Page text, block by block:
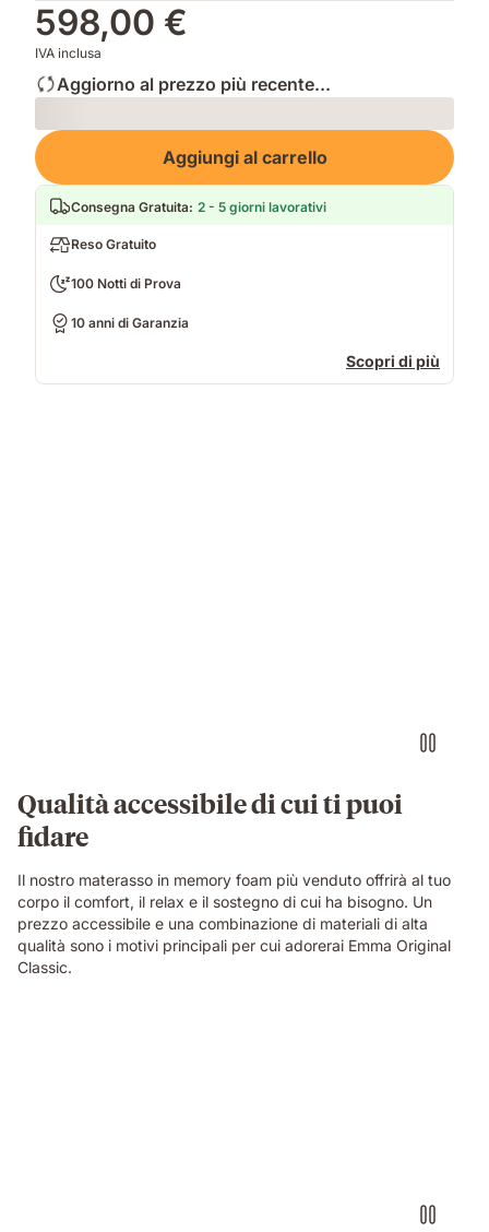
598,00 €
IVA inclusa
Aggiorno al prezzo più recente...
Loading
Aggiungi al carrello
Consegna Gratuita: 2 - 5 giorni lavorativi
Reso Gratuito
100 Notti di Prova
10 anni di Garanzia
Scopri di più
Qualità accessibile di cui ti puoi
fidare
Il nostro materasso in memory foam più venduto offrirà al tuo
corpo il comfort, il relax e il sostegno di cui ha bisogno. Un
prezzo accessibile e una combinazione di materiali di alta
qualità sono i motivi principali per cui adorerai Emma Original
Classic.